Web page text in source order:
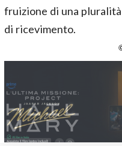
fruizione di una
di ricevimento.